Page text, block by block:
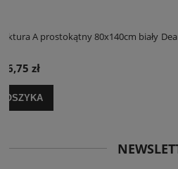
Deante Silia brodzik akrylowy